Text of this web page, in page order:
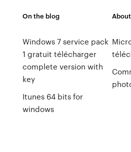
On the blog
Windows 7 service pack
1 gratuit télécharger
complete version with
key
Itunes 64 bits for
windows
About